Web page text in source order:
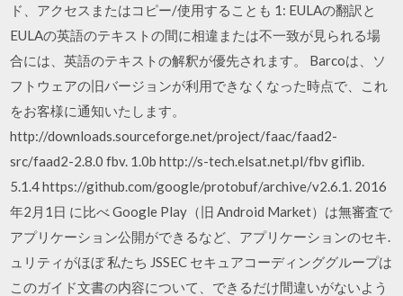
ド、アクセスまたはコピー/使用することも 1: EULAの翻訳と
EULAの英語のテキストの間に相違または不一致が見られる場
合には、英語のテキストの解釈が優先されます。 Barcoは、ソ
フトウェアの旧バージョンが利用できなくなった時点で、これ
をお客様に通知いたします。
http://downloads.sourceforge.net/project/faac/faad2-
src/faad2-2.8.0 fbv. 1.0b http://s-tech.elsat.net.pl/fbv giflib.
5.1.4 https://github.com/google/protobuf/archive/v2.6.1. 2016
年2月1日 に比べ Google Play（旧 Android Market）は無審査で
アプリケーション公開ができるなど、アプリケーションのセキ.
ュリティがほぼ 私たち JSSEC セキュアコーディンググループは
このガイド文書の内容について、できるだけ間違いがないよう